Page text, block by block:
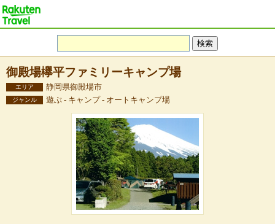
御殿場欅平ファミリーキャンプ場
エリア 静岡県御殿場市
ジャンル 遊ぶ - キャンプ - オートキャンプ場